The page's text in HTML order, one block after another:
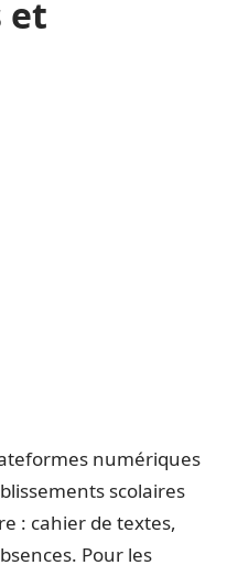
et
numériques
scolaires
: cahier de textes,
Pour les